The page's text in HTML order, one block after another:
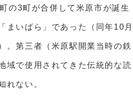
町の3町が合併して米原市が誕生
まいばら」であった（同年10月
。第三者（米原駅開業当時の鉄
域で使用されてきた伝統的な読
れない。